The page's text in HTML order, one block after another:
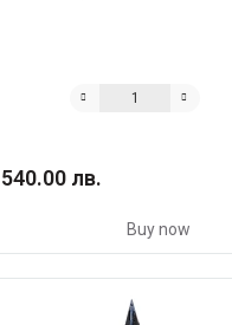
540.00 лв.
Buy now